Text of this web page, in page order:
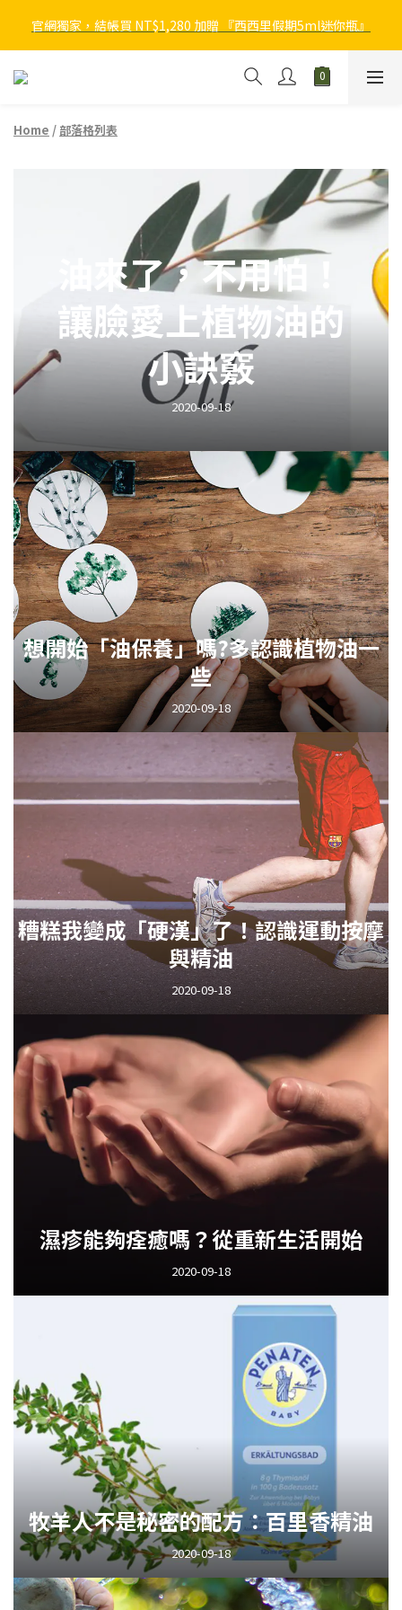
官網獨家，結帳買 NT$1,280 加贈 『西西里假期5ml迷你瓶』
官網獨家，結帳買 NT$1,280 加贈 『西西里假期5ml迷你瓶』
植物者官網會員獨享回饋，入會禮 NT$100 ＋ 2~8% 購物金回饋
官網獨家，結帳買 NT$1,280 加贈 『西西里假期5ml迷你瓶』
Home / 部落格列表
油來了，不用怕！
讓臉愛上植物油的
小訣竅
2020-09-18
想開始「油保養」嗎?多認識植物油一
些
2020-09-18
糟糕我變成「硬漢」了！認識運動按摩
與精油
2020-09-18
濕疹能夠痊癒嗎？從重新生活開始
2020-09-18
牧羊人不是秘密的配方：百里香精油
2020-09-18